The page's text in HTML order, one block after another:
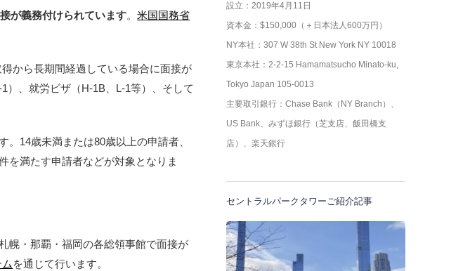
が義務付けられています。米国国務省
から長期間経過している場合に面接が
）、就労ビザ（H-1B、L-1等）、そして
。14歳未満または80歳以上の申請者、
を満たす申請者などが対象となりま
幌・那覇・福岡の各総領事館で面接が
を通じて行います。
設立：2019年4月11日
資本金：$150,000（＋日本法人600万円）
NY本社：307 W 38th St New York NY 10018
東京本社：2-2-15 Hamamatsucho Minato-ku,
Tokyo Japan 105-0013
主要取引銀行：Chase Bank（NY Branch）、
US Bank、みずほ銀行（芝支店、飯田橋支
店）、楽天銀行
セントラルパークタワーご紹介記事